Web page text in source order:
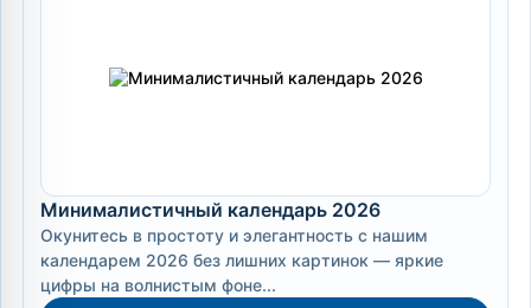
Минималистичный календарь 2026
Окунитесь в простоту и элегантность с нашим
календарем 2026 без лишних картинок — яркие
цифры на волнистым фоне...